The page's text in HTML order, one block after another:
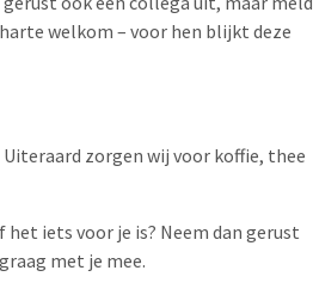
welkom – voor hen blijkt deze
zorgen wij voor koffie, thee
iets voor je is? Neem dan gerust
met je mee.